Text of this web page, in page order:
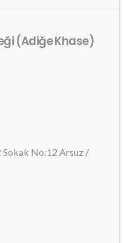
(Adiğe Khase)
Sokak No:12 Arsuz /